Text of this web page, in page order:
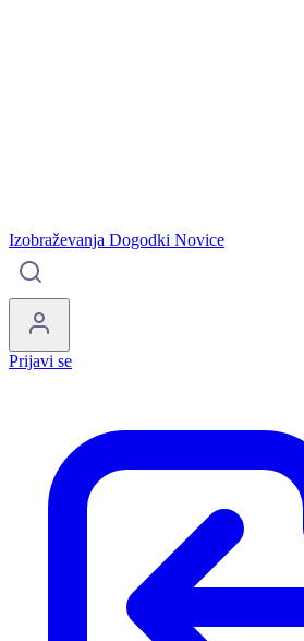
Izobraževanja Dogodki Novice
Prijavi se